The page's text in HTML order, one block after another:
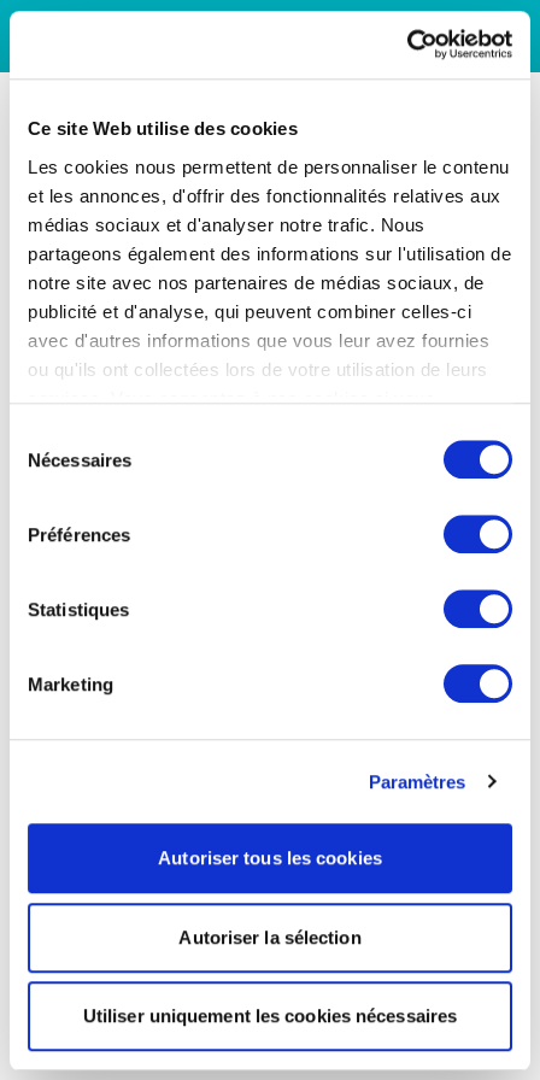
Ce site Web utilise des cookies
Les cookies nous permettent de personnaliser le contenu
et les annonces, d'offrir des fonctionnalités relatives aux
médias sociaux et d'analyser notre trafic. Nous
partageons également des informations sur l'utilisation de
notre site avec nos partenaires de médias sociaux, de
publicité et d'analyse, qui peuvent combiner celles-ci
avec d'autres informations que vous leur avez fournies
ou qu'ils ont collectées lors de votre utilisation de leurs
Nécessaires
Préférences
Statistiques
Marketing
Paramètres
Autoriser tous les cookies
Autoriser la sélection
Utiliser uniquement les cookies nécessaires